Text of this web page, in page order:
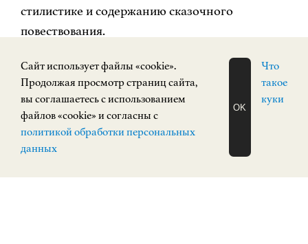
стилистике и содержанию сказочного
повествования.
На рубеже 1970-80-х годов Т. Маврина создает
альбом «Гуси, лебеди да журавли»,
посвященный творчеству А.А. Блока. В нем
представлены пейзажи, навеянные мотивами
блоковской поэзии. Из этой серии на выставке
ЗАПИСАТЬСЯ
НА ЭКСКУРСИЮ
Cайт использует файлы «cookie».
Продолжая просмотр страниц сайта,
вы соглашаетесь с использованием
файлов «cookie» и согласны с
политикой обработки персональных
данных
OK
Что
такое
куки